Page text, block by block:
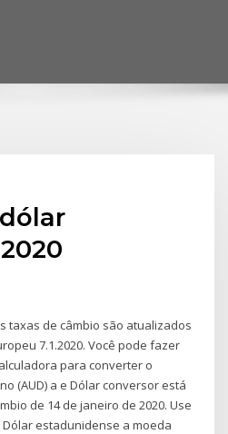
taxas de câmbio são atualizados
7.1.2020. Você pode fazer
para converter o
(AUD) a e Dólar conversor está
de 14 de janeiro de 2020. Use
estadunidense a moeda